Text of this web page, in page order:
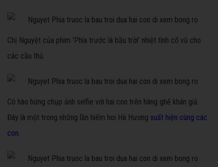
Chị Nguyệt của phim 'Phía trước là bầu trời' nhiệt tình cổ vũ cho
các cầu thủ.
Cô hào hứng chụp ảnh selfie với hai con trên hàng ghế khán giả.
Đây là một trong những lần hiếm hoi Hà Hương xuất hiện cùng các
con.